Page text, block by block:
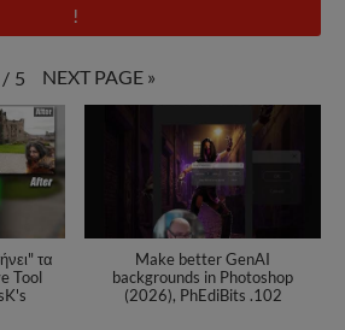
!
/ 5 NEXT PAGE »
τα
Tool
Make better GenAI
backgrounds in Photoshop
(2026), PhEdiBits .102